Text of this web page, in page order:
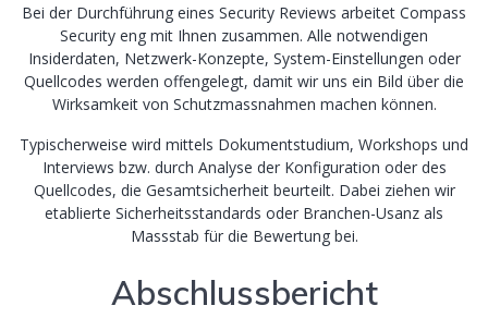
Bei der Durchführung eines Security Reviews arbeitet Compass
Security eng mit Ihnen zusammen. Alle notwendigen
Insiderdaten, Netzwerk-Konzepte, System-Einstellungen oder
Quellcodes werden offengelegt, damit wir uns ein Bild über die
Wirksamkeit von Schutzmassnahmen machen können.
Typischerweise wird mittels Dokumentstudium, Workshops und
Interviews bzw. durch Analyse der Konfiguration oder des
Quellcodes, die Gesamtsicherheit beurteilt. Dabei ziehen wir
etablierte Sicherheitsstandards oder Branchen-Usanz als
Massstab für die Bewertung bei.
Abschlussbericht